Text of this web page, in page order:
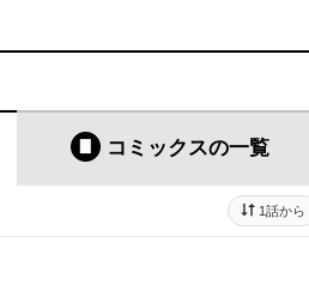
コミックスの一覧
1話から